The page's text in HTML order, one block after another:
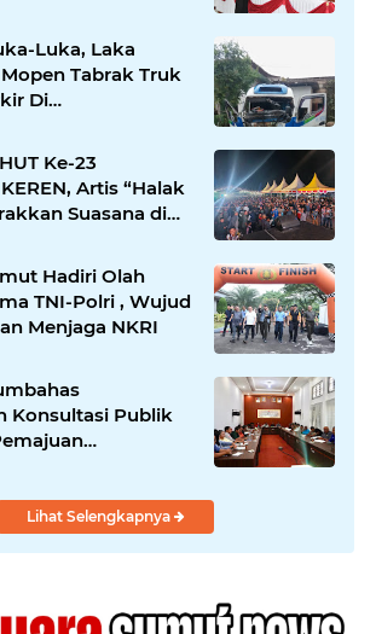
Luka, Laka
Tabrak Truk
Di
Ke-23
Artis “Halak
Suasana di
Hadiri Olah
TNI-Polri , Wujud
Menjaga NKRI
Konsultasi Publik
Daerah
Lihat Selengkapnya